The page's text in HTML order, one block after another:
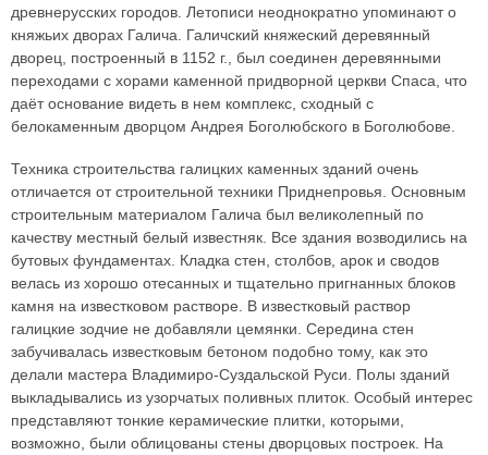
древнерусских городов. Летописи неоднократно упоминают о
княжьих дворах Галича. Галичский княжеский деревянный
дворец, построенный в 1152 г., был соединен деревянными
переходами с хорами каменной придворной церкви Спаса, что
даёт основание видеть в нем комплекс, сходный с
белокаменным дворцом Андрея Боголюбского в Боголюбове.
Техника строительства галицких каменных зданий очень
отличается от строительной техники Приднепровья. Основным
строительным материалом Галича был великолепный по
качеству местный белый известняк. Все здания возводились на
бутовых фундаментах. Кладка стен, столбов, арок и сводов
велась из хорошо отесанных и тщательно пригнанных блоков
камня на известковом растворе. В известковый раствор
галицкие зодчие не добавляли цемянки. Середина стен
забучивалась известковым бетоном подобно тому, как это
делали мастера Владимиро-Суздальской Руси. Полы зданий
выкладывались из узорчатых поливных плиток. Особый интерес
представляют тонкие керамические плитки, которыми,
возможно, были облицованы стены дворцовых построек. На